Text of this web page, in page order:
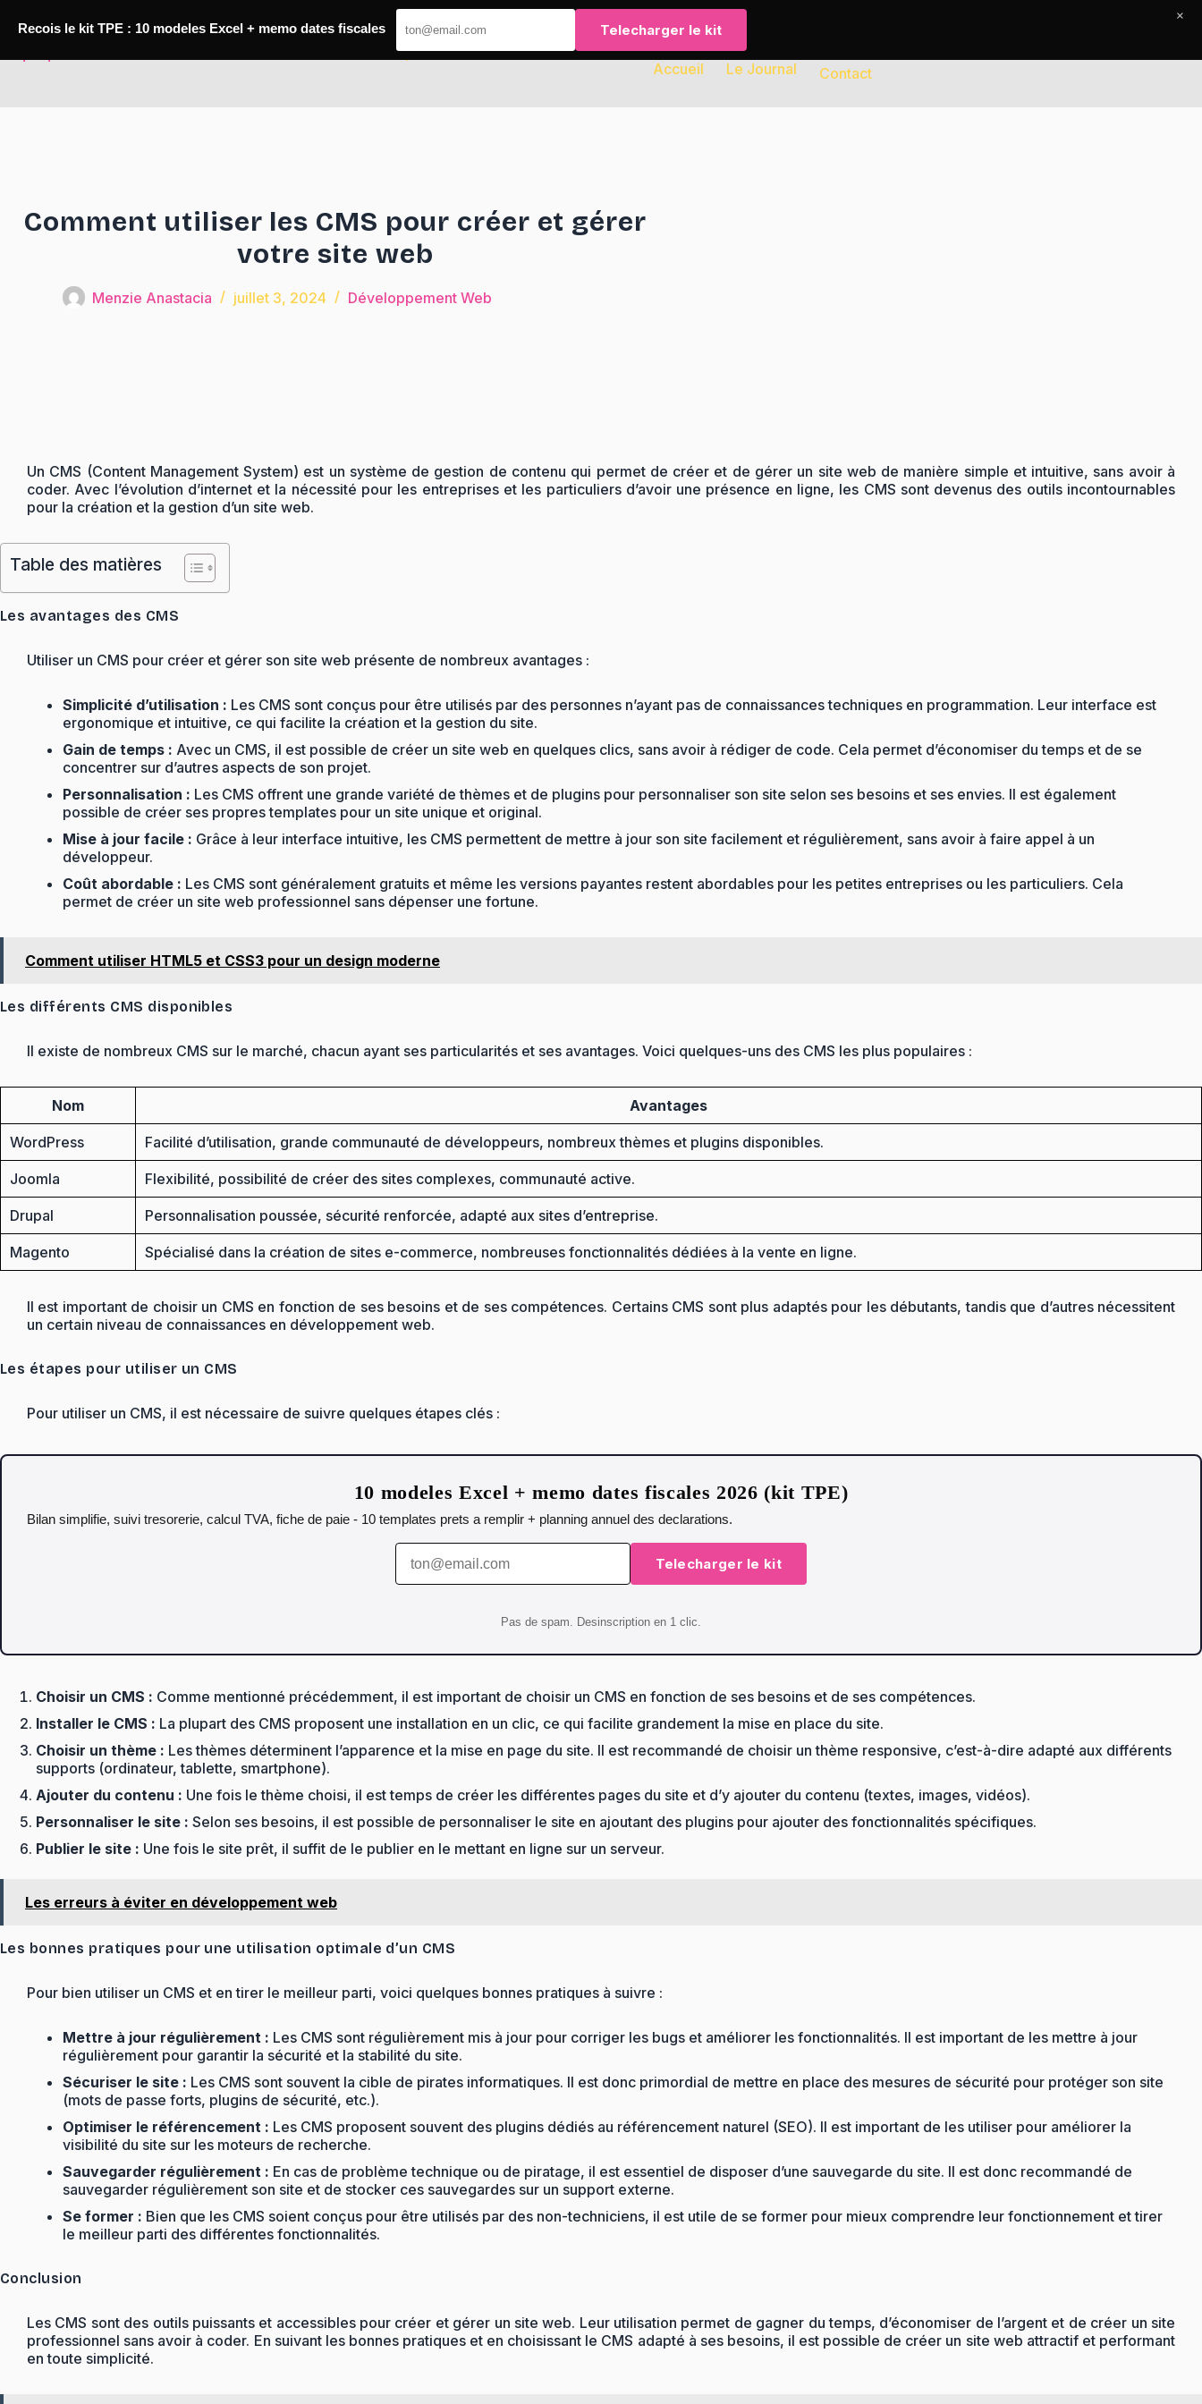
Accueil
Le Journal Contact
Comment utiliser les CMS pour créer et gérer
votre site web
Menzie Anastacia juillet 3, 2024 Développement Web
Un CMS (Content Management System) est un système de gestion de contenu qui permet de créer et de gérer un site web de manière simple et intuitive, sans avoir à
coder. Avec l’évolution d’internet et la nécessité pour les entreprises et les particuliers d’avoir une présence en ligne, les CMS sont devenus des outils incontournables
pour la création et la gestion d’un site web.
Table des matières
Les avantages des CMS
Utiliser un CMS pour créer et gérer son site web présente de nombreux avantages :
Simplicité d’utilisation : Les CMS sont conçus pour être utilisés par des personnes n’ayant pas de connaissances techniques en programmation. Leur interface est
ergonomique et intuitive, ce qui facilite la création et la gestion du site.
Gain de temps : Avec un CMS, il est possible de créer un site web en quelques clics, sans avoir à rédiger de code. Cela permet d’économiser du temps et de se
concentrer sur d’autres aspects de son projet.
Personnalisation : Les CMS offrent une grande variété de thèmes et de plugins pour personnaliser son site selon ses besoins et ses envies. Il est également
possible de créer ses propres templates pour un site unique et original.
Mise à jour facile : Grâce à leur interface intuitive, les CMS permettent de mettre à jour son site facilement et régulièrement, sans avoir à faire appel à un
développeur.
Coût abordable : Les CMS sont généralement gratuits et même les versions payantes restent abordables pour les petites entreprises ou les particuliers. Cela
permet de créer un site web professionnel sans dépenser une fortune.
Comment utiliser HTML5 et CSS3 pour un design moderne
Les différents CMS disponibles
Il existe de nombreux CMS sur le marché, chacun ayant ses particularités et ses avantages. Voici quelques-uns des CMS les plus populaires :
Nom Avantages
WordPress Facilité d’utilisation, grande communauté de développeurs, nombreux thèmes et plugins disponibles.
Joomla Flexibilité, possibilité de créer des sites complexes, communauté active.
Drupal Personnalisation poussée, sécurité renforcée, adapté aux sites d’entreprise.
Magento Spécialisé dans la création de sites e-commerce, nombreuses fonctionnalités dédiées à la vente en ligne.
Il est important de choisir un CMS en fonction de ses besoins et de ses compétences. Certains CMS sont plus adaptés pour les débutants, tandis que d’autres nécessitent
un certain niveau de connaissances en développement web.
Les étapes pour utiliser un CMS
Pour utiliser un CMS, il est nécessaire de suivre quelques étapes clés :
10 modeles Excel + memo dates fiscales 2026 (kit TPE)
Bilan simplifie, suivi tresorerie, calcul TVA, fiche de paie - 10 templates prets a remplir + planning annuel des declarations.
Telecharger le kit
Pas de spam. Desinscription en 1 clic.
Choisir un CMS : Comme mentionné précédemment, il est important de choisir un CMS en fonction de ses besoins et de ses compétences.
Installer le CMS : La plupart des CMS proposent une installation en un clic, ce qui facilite grandement la mise en place du site.
Choisir un thème : Les thèmes déterminent l’apparence et la mise en page du site. Il est recommandé de choisir un thème responsive, c’est-à-dire adapté aux différents
supports (ordinateur, tablette, smartphone).
Ajouter du contenu : Une fois le thème choisi, il est temps de créer les différentes pages du site et d’y ajouter du contenu (textes, images, vidéos).
Personnaliser le site : Selon ses besoins, il est possible de personnaliser le site en ajoutant des plugins pour ajouter des fonctionnalités spécifiques.
Publier le site : Une fois le site prêt, il suffit de le publier en le mettant en ligne sur un serveur.
Les erreurs à éviter en développement web
Les bonnes pratiques pour une utilisation optimale d’un CMS
Pour bien utiliser un CMS et en tirer le meilleur parti, voici quelques bonnes pratiques à suivre :
Mettre à jour régulièrement : Les CMS sont régulièrement mis à jour pour corriger les bugs et améliorer les fonctionnalités. Il est important de les mettre à jour
régulièrement pour garantir la sécurité et la stabilité du site.
Sécuriser le site : Les CMS sont souvent la cible de pirates informatiques. Il est donc primordial de mettre en place des mesures de sécurité pour protéger son site
(mots de passe forts, plugins de sécurité, etc.).
Optimiser le référencement : Les CMS proposent souvent des plugins dédiés au référencement naturel (SEO). Il est important de les utiliser pour améliorer la
visibilité du site sur les moteurs de recherche.
Sauvegarder régulièrement : En cas de problème technique ou de piratage, il est essentiel de disposer d’une sauvegarde du site. Il est donc recommandé de
sauvegarder régulièrement son site et de stocker ces sauvegardes sur un support externe.
Se former : Bien que les CMS soient conçus pour être utilisés par des non-techniciens, il est utile de se former pour mieux comprendre leur fonctionnement et tirer
le meilleur parti des différentes fonctionnalités.
Conclusion
Les CMS sont des outils puissants et accessibles pour créer et gérer un site web. Leur utilisation permet de gagner du temps, d’économiser de l’argent et de créer un site
professionnel sans avoir à coder. En suivant les bonnes pratiques et en choisissant le CMS adapté à ses besoins, il est possible de créer un site web attractif et performant
en toute simplicité.
Recois le kit TPE : 10 modeles Excel + memo dates fiscales Telecharger le kit
×